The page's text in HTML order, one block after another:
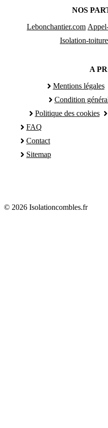
NOS
Lebonchantier.com
Isolation-
A
Mentions légales
Condition
Politique des cookies
FAQ
Contact
Sitemap
© 2026 Isolationcombles.fr